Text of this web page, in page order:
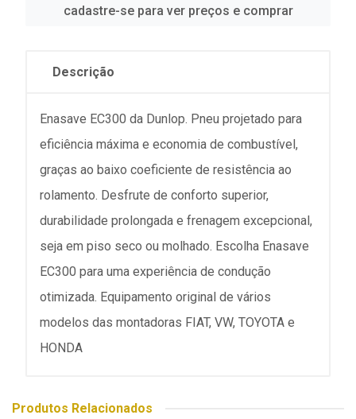
cadastre-se para ver preços e comprar
Descrição
Enasave EC300 da Dunlop. Pneu projetado para
eficiência máxima e economia de combustível,
graças ao baixo coeficiente de resistência ao
rolamento. Desfrute de conforto superior,
durabilidade prolongada e frenagem excepcional,
seja em piso seco ou molhado. Escolha Enasave
EC300 para uma experiência de condução
otimizada. Equipamento original de vários
modelos das montadoras FIAT, VW, TOYOTA e
HONDA
Produtos Relacionados